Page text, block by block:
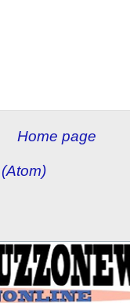
Home page